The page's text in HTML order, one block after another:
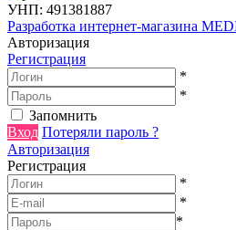
УНП: 491381887
Разработка интернет-магазина
Авторизация
Регистрация
*
*
Запомнить
Вход Потеряли пароль ?
Авторизация
Регистрация
*
*
*